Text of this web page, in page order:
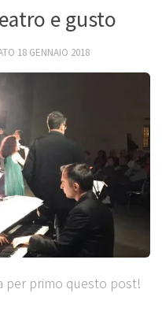
e gusto
18 GENNAIO 2018
per primo questo post!